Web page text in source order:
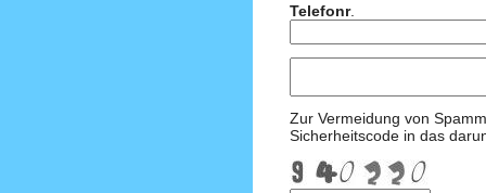
Telefonr.
Zur Vermeidung von
Sicherheitscode in das